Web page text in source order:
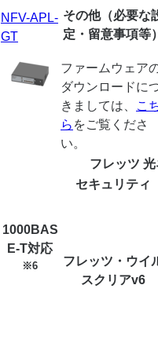
NFV-APL-
GT
その他（必要な
定・留意事項等）
ファームウェア
ダウンロードに
きましては、
こ
ら をご覧くださ
い。
1000BAS
E-T対応
※6
フレッツ
セキュリティ
フレッツ・ウイ
スクリアv6